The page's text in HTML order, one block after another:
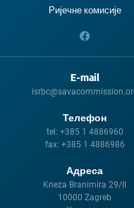
Ријечне комисије
E-mail
Телефон
tel: +385 1 4886960
fax: +385 1 4886986
Адреса
Kneza Branimira 29/II
10000 Zagreb